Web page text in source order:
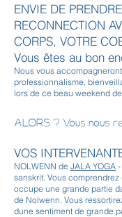
ENVIE DE
RECONNECTION
CORPS, VOTRE
Vous êtes au bon e
Nous vous
professionnalisme,
lors de ce beau weekend
ALORS ? Vous nous
VOS
NOLWENN de JALA YOGA
sanskrit. Vous
occupe une grande partie
de Nolwenn. Vous
dune sentiment de grande